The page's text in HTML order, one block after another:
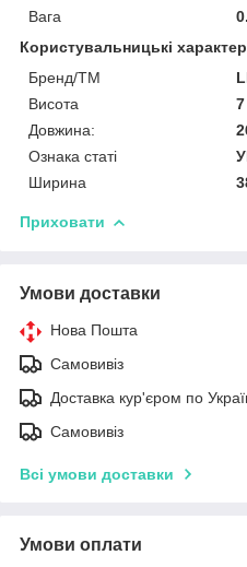
Вага
Користувальницькі
Бренд/ТМ
Висота
Довжина:
Ознака статі
Ширина
Приховати
Умови доставки
Нова Пошта
Самовивіз
Доставка кур'єром по
Самовивіз
Всі умови доставки
Умови оплати